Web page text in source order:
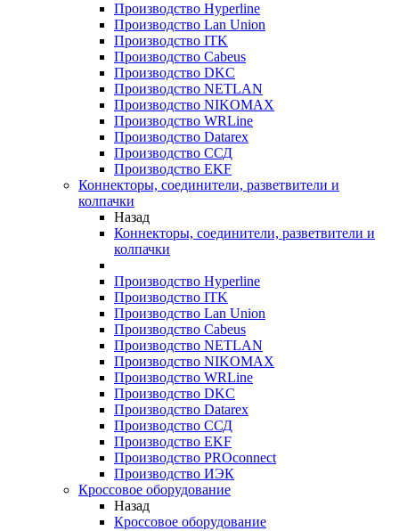
Производство Hyperline
Производство Lan Union
Производство ITK
Производство Cabeus
Производство DKC
Производство NETLAN
Производство NIKOMAX
Производство WRLine
Производство Datarex
Производство ССД
Производство EKF
Коннекторы, соединители, разветвители и
колпачки
Назад
Коннекторы, соединители, разветвители и
колпачки
Производство Hyperline
Производство ITK
Производство Lan Union
Производство Cabeus
Производство NETLAN
Производство NIKOMAX
Производство WRLine
Производство DKC
Производство Datarex
Производство ССД
Производство EKF
Производство PROconnect
Производство ИЭК
Кроссовое оборудование
Назад
Кроссовое оборудование